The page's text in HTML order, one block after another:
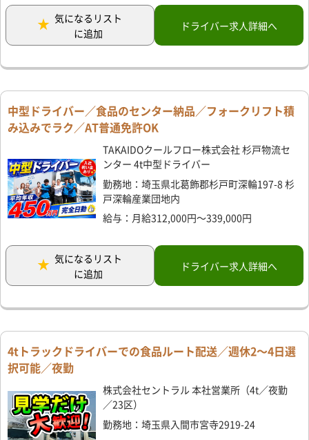
気になるリスト
に追加
ドライバー求人詳細へ
中型ドライバー／食品のセンター納品／フォークリフト積
み込みでラク／AT普通免許OK
TAKAIDOクールフロー株式会社 杉戸物流セ
ンター 4t中型ドライバー
勤務地：埼玉県北葛飾郡杉戸町深輪197-8 杉
戸深輪産業団地内
給与：月給312,000円～339,000円
気になるリスト
に追加
ドライバー求人詳細へ
4tトラックドライバーでの食品ルート配送／週休2～4日選
択可能／夜勤
株式会社セントラル 本社営業所（4t／夜勤
／23区）
勤務地：埼玉県入間市宮寺2919-24